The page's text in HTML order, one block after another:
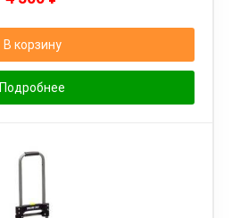
В корзину
Подробнее